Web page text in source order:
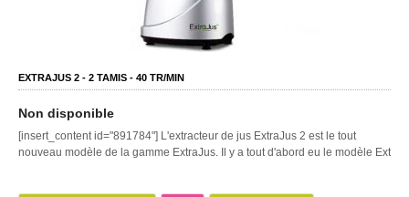
EXTRAJUS 2 - 2 TAMIS - 40 TR/MIN
Non disponible
[insert_content id="891784"] L'extracteur de jus ExtraJus 2 est le tout
nouveau modèle de la gamme ExtraJus. Il y a tout d'abord eu le modèle Ext